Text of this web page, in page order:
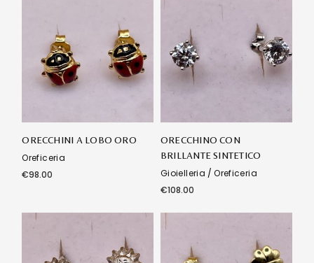
ORECCHINI A LOBO ORO
Oreficeria
€98.00
ORECCHINO CON
BRILLANTE SINTETICO
Gioielleria
Oreficeria
€108.00